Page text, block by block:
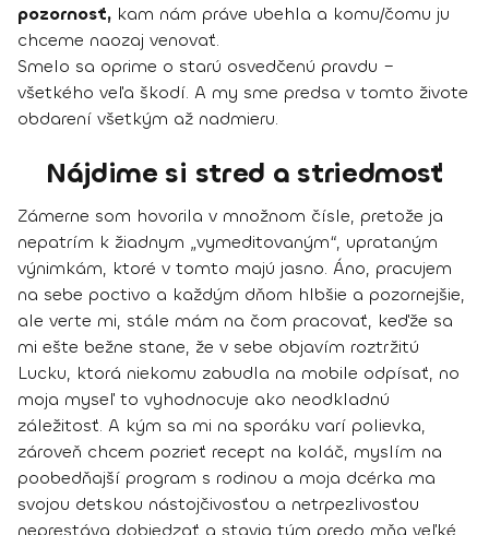
pozornosť, kam nám práve ubehla a komu/čomu ju
chceme naozaj venovať.
Smelo sa oprime o starú osvedčenú pravdu –
všetkého veľa škodí. A my sme predsa v tomto živote
obdarení všetkým až nadmieru.
Nájdime si stred a striedmosť
Zámerne som hovorila v množnom čísle, pretože ja
nepatrím k žiadnym „vymeditovaným“, uprataným
výnimkám, ktoré v tomto majú jasno. Áno, pracujem
na sebe poctivo a každým dňom hlbšie a pozornejšie,
ale verte mi, stále mám na čom pracovať, keďže sa
mi ešte bežne stane, že v sebe objavím roztržitú
Lucku, ktorá niekomu zabudla na mobile odpísať, no
moja myseľ to vyhodnocuje ako neodkladnú
záležitosť. A kým sa mi na sporáku varí polievka,
zároveň chcem pozrieť recept na koláč, myslím na
poobedňajší program s rodinou a moja dcérka ma
svojou detskou nástojčivosťou a netrpezlivosťou
neprestáva dobiedzať a stavia tým predo mňa veľké